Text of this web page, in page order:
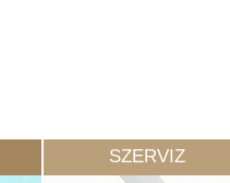
SZERVIZ